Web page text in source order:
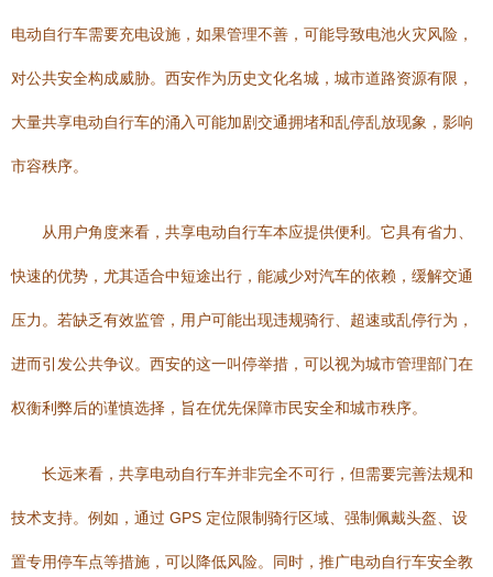
电动自行车需要充电设施，如果管理不善，可能导致电池火灾风险，
对公共安全构成威胁。西安作为历史文化名城，城市道路资源有限，
大量共享电动自行车的涌入可能加剧交通拥堵和乱停乱放现象，影响
市容秩序。
从用户角度来看，共享电动自行车本应提供便利。它具有省力、
快速的优势，尤其适合中短途出行，能减少对汽车的依赖，缓解交通
压力。若缺乏有效监管，用户可能出现违规骑行、超速或乱停行为，
进而引发公共争议。西安的这一叫停举措，可以视为城市管理部门在
权衡利弊后的谨慎选择，旨在优先保障市民安全和城市秩序。
长远来看，共享电动自行车并非完全不可行，但需要完善法规和
技术支持。例如，通过 GPS 定位限制骑行区域、强制佩戴头盔、设
置专用停车点等措施，可以降低风险。同时，推广电动自行车安全教